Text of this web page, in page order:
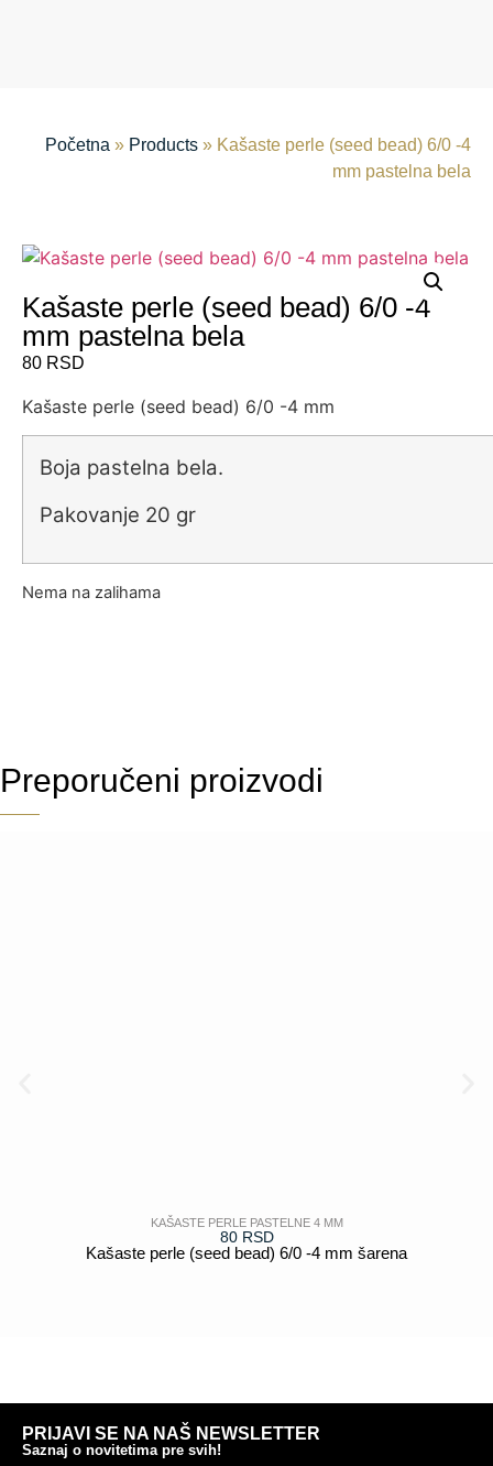
Početna » Products » Kašaste perle (seed bead) 6/0 -4
mm pastelna bela
Kašaste perle (seed bead) 6/0 -4
mm pastelna bela
80 RSD
Kašaste perle (seed bead) 6/0 -4 mm
Boja pastelna bela.
Pakovanje 20 gr
Nema na zalihama
Preporučeni proizvodi
KAŠASTE PERLE PASTELNE 4 MM
80 RSD
Kašaste perle (seed bead) 6/0 -4 mm šarena
PRIJAVI SE NA NAŠ NEWSLETTER
Saznaj o novitetima pre svih!